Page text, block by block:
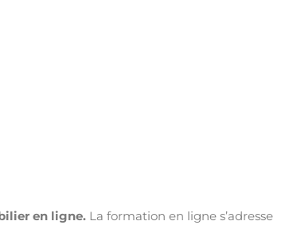
en ligne. La formation en ligne s’adresse